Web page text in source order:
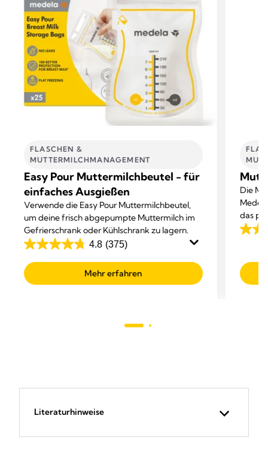
FLASCHEN &
MUTTERMILCHMANAGEMENT​
Easy Pour Muttermilchbeutel - für
einfaches Ausgießen
Verwende die Easy Pour Muttermilchbeutel,
um deine frisch abgepumpte Muttermilch im
Gefrierschrank oder Kühlschrank zu lagern.
4.8 (375)
4.8
von
5
Mehr erfahren
Die
das
Stillzeit.
4.0
5
Literaturhinweise